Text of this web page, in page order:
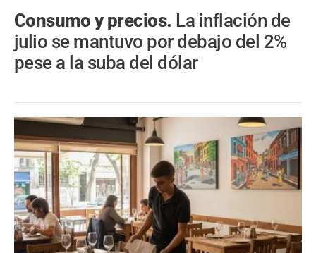
Consumo y precios. La inflación de
julio se mantuvo por debajo del 2%
pese a la suba del dólar